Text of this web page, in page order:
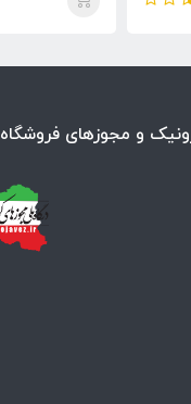
و مجوزهای فروشگاه